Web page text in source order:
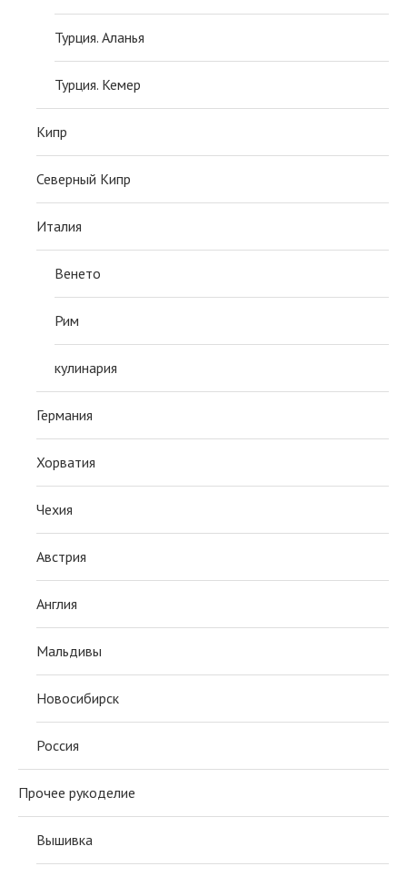
Турция. Аланья
Турция. Кемер
Кипр
Северный Кипр
Италия
Венето
Рим
кулинария
Германия
Хорватия
Чехия
Австрия
Англия
Мальдивы
Новосибирск
Россия
Прочее рукоделие
Вышивка